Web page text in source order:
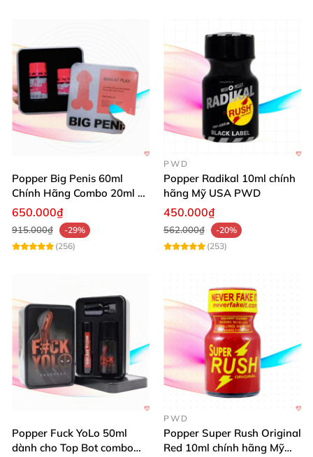
Popper Big Penis 60ml
Chính Hãng Combo 20ml +
40ml Tăng Khoái Cảm Cho
Top & Bot
650.000₫
915.000₫
-29%
(256)
PWD
Popper Radikal 10ml chính
hãng Mỹ USA PWD
450.000₫
562.000₫
-20%
(253)
Popper Fuck YoLo 50ml
dành cho Top Bot combo
PWD
Popper Super Rush Original
Red 10ml chính hãng Mỹ